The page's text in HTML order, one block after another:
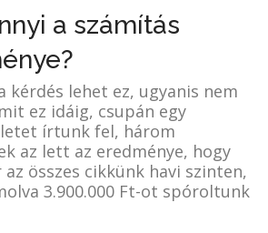
a számítás
kérdés lehet ez, ugyanis nem
ez idáig, csupán egy
írtunk fel, három
az lett az eredménye, hogy
az összes cikkünk havi szinten,
3.900.000 Ft-ot spóroltunk